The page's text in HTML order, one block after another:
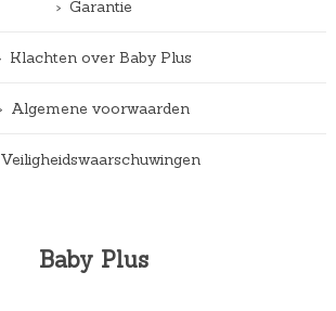
Garantie
Klachten over Baby Plus
Algemene voorwaarden
Veiligheidswaarschuwingen
Baby Plus